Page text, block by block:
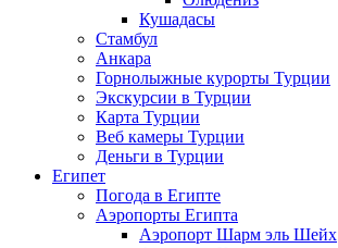
Кушадасы
Стамбул
Анкара
Горнолыжные курорты Турции
Экскурсии в Турции
Карта Турции
Веб камеры Турции
Деньги в Турции
Египет
Погода в Египте
Аэропорты Египта
Аэропорт Шарм эль Шейх